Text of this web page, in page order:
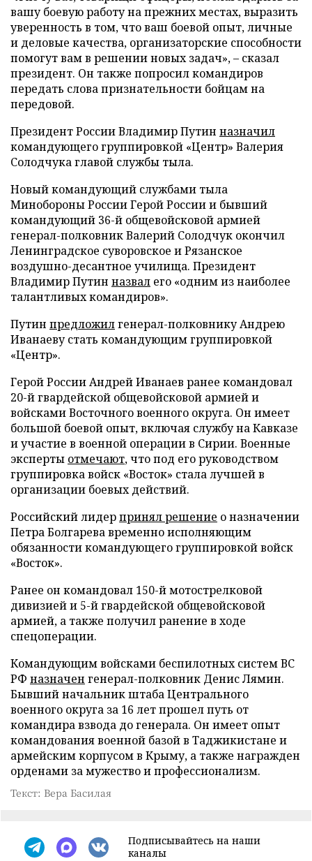
вашу боевую работу на прежних местах, выразить
уверенность в том, что ваш боевой опыт, личные
и деловые качества, организаторские способности
помогут вам в решении новых задач», – сказал
президент. Он также попросил командиров
передать слова признательности бойцам на
передовой.
Президент России Владимир Путин назначил
командующего группировкой «Центр» Валерия
Солодчука главой службы тыла.
Новый командующий службами тыла
Минобороны России Герой России и бывший
командующий 36-й общевойсковой армией
генерал-полковник Валерий Солодчук окончил
Ленинградское суворовское и Рязанское
воздушно-десантное училища. Президент
Владимир Путин назвал его «одним из наиболее
талантливых командиров».
Путин предложилгенерал-полковнику Андрею
Иванаеву стать командующим группировкой
«Центр».
Герой России Андрей Иванаев ранее командовал
20-й гвардейской общевойсковой армией и
войсками Восточного военного округа. Он имеет
большой боевой опыт, включая службу на Кавказе
и участие в военной операции в Сирии. Военные
эксперты отмечают, что под его руководством
группировка войск «Восток» стала лучшей в
организации боевых действий.
Российский лидерпринял решение о назначении
Петра Болгарева временно исполняющим
обязанности командующего группировкой войск
«Восток».
Ранее он командовал 150-й мотострелковой
дивизией и 5-й гвардейской общевойсковой
армией, а также получил ранение в ходе
спецоперации.
Командующим войсками беспилотных систем ВС
РФ назначен генерал-полковник Денис Лямин.
Бывший начальник штаба Центрального
военного округа за 16 лет прошел путь от
командира взвода до генерала. Он имеет опыт
командования военной базой в Таджикистане и
армейским корпусом в Крыму, а также награжден
орденами за мужество и профессионализм.
Текст: Вера Басилая
Подписывайтесь на наши
каналы